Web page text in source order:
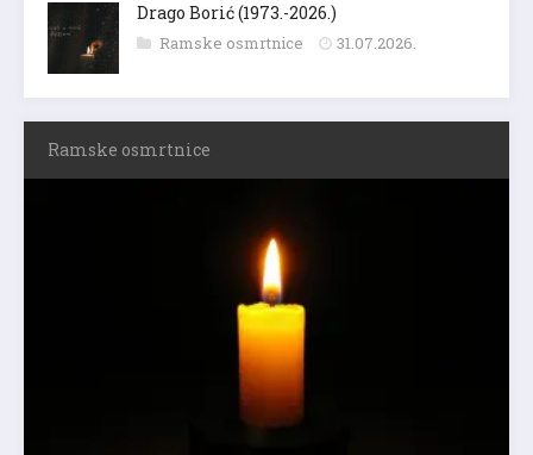
Drago Borić (1973.-2026.)
Ramske osmrtnice 31.07.2026.
Ramske osmrtnice